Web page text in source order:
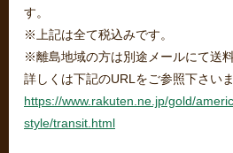
す。
※上記は全て税込みです。
※離島地域の方は別途メールにて送
詳しくは下記のURLをご参照下さいま
https://www.rakuten.ne.jp/gold/
style/transit.html